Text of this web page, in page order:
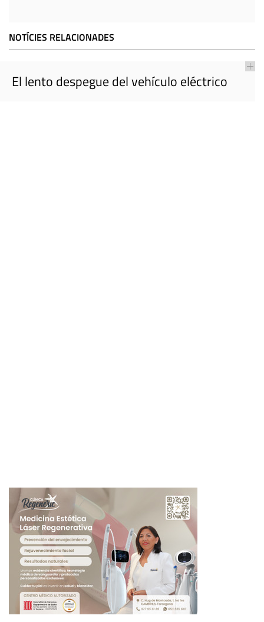
NOTÍCIES RELACIONADES
El lento despegue del vehículo eléctrico